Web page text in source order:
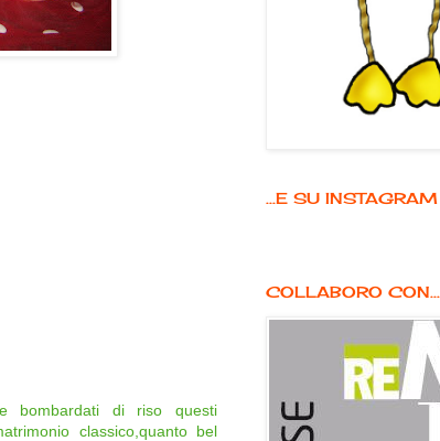
bombardati di riso questi
classico,quanto bel
...E SU INSTAGRAM
COLLABORO CON...